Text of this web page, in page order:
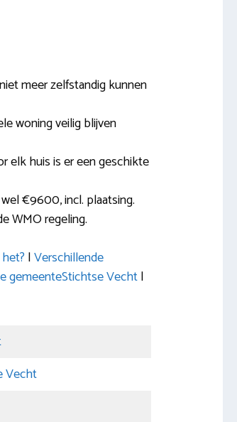
meer zelfstandig kunnen
woning veilig blijven
elk huis is er een geschikte
€9600, incl. plaatsing.
WMO regeling.
|Verschillende
gemeenteStichtse Vecht|
Vecht